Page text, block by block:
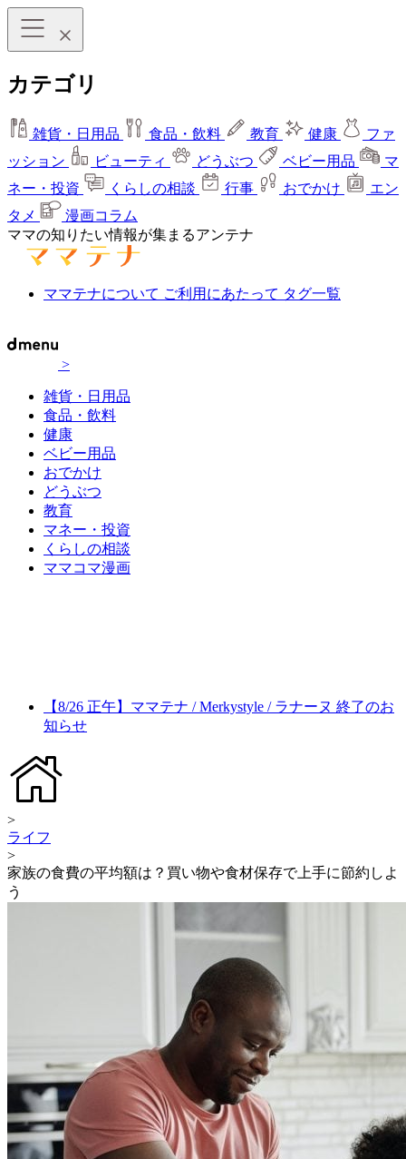
カテゴリ
雑貨・日用品 食品・飲料 教育 健康
ファ
ッション
ビューティ どうぶつ ベビー用品
マ
ネー・投資
くらしの相談 行事 おでかけ
エン
タメ
漫画コラム
ママの知りたい情報が集まるアンテナ
ママテナについて ご利用にあたって タグ一覧
>
雑貨・日用品
食品・飲料
健康
ベビー用品
おでかけ
どうぶつ
教育
マネー・投資
くらしの相談
ママコマ漫画
【8/26 正午】ママテナ / Merkystyle / ラナーヌ 終了のお
知らせ
>
ライフ
>
家族の食費の平均額は？買い物や食材保存で上手に節約しよ
う